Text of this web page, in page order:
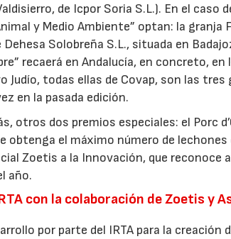
de Icpor Soria S.L.). En el caso
y Medio Ambiente” optan: la granja
Dehesa Solobreña S.L., situada en
recaerá en Andalucía, en concreto,
Judío, todas ellas de Covap, son las
en la pasada edición.
otros dos premios especiales: el Porc
obtenga el máximo número de
Zoetis a la Innovación, que
año.
con la colaboración de Zoetis y
por parte del IRTA para la creación